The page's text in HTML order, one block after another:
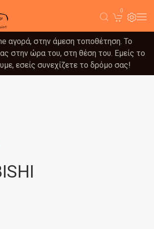
0
αγορά, στην άμεση τοποθέτηση. Το
στην ώρα του, στη θέση του. Εμείς το
εσείς συνεχίζετε το δρόμο σας!